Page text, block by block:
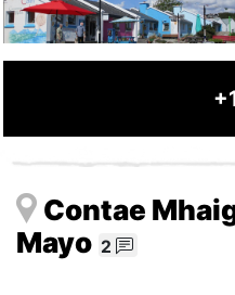
Contae
Mayo 2